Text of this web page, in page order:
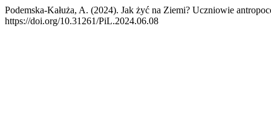
Podemska-Kałuża, A. (2024). Jak żyć na Ziemi? Uczniowie
https://doi.org/10.31261/PiL.2024.06.08